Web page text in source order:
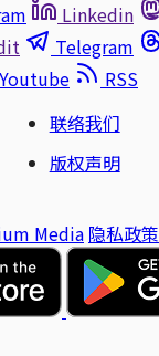
Linkedin
Telegram
Youtube
RSS
联络我们
版权声明
Media 隐私政策